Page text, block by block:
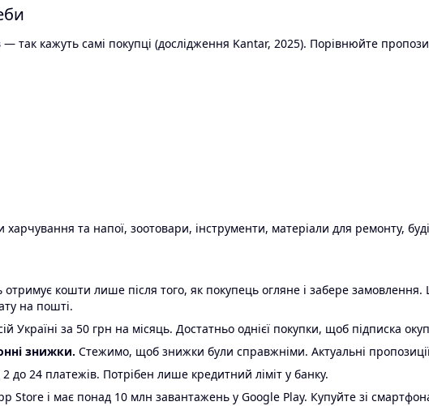
так кажуть самі покупці (дослідження Kantar, 2025). Порівнюйте
та напої, зоотовари, інструменти, матеріали для ремонту,
кошти лише після того, як покупець огляне і забере
на пошті.
за 50 грн на місяць. Достатньо однієї покупки, щоб підписка
знижки. Стежимо, щоб знижки були справжніми. Актуальні
2 до 24 платежів. Потрібен лише кредитний ліміт у банку.
Store і має понад 10 млн завантажень у Google Play. Купуйте зі